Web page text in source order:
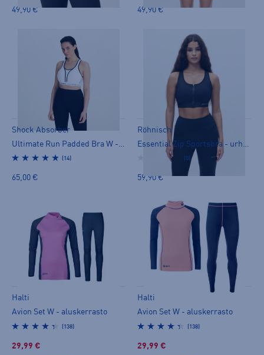
49,90 € 49,90 €
Shock Absorber
(14)
65,00 €
Röhnisch
(0)
59,90 €
Halti
Avion Set W - aluskerrasto
(138)
29,99 €
Halti
Avion Set W - aluskerrasto
(138)
29,99 €